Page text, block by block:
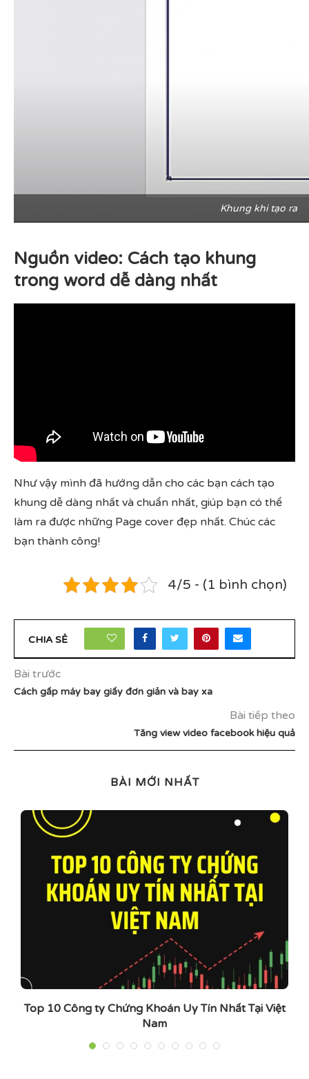
Khung khi tạo ra
Nguồn video: Cách tạo khung
trong word dễ dàng nhất
Như vậy mình đã hướng dẫn cho các bạn cách tạo
khung dễ dàng nhất và chuẩn nhất, giúp bạn có thể
làm ra được những Page cover đẹp nhất. Chúc các
bạn thành công!
4/5 - (1 bình chọn)
CHIA SẺ
Bài trước
Cách gấp máy bay giấy đơn giản và bay xa
Bài tiếp theo
Tăng view video facebook hiệu quả
BÀI MỚI NHẤT
Top 10 Công ty Chứng Khoán Uy Tín Nhất Tại Việt
Nam